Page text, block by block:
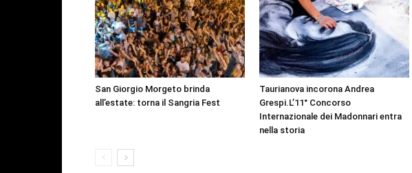
San Giorgio Morgeto brinda
all’estate: torna il Sangria Fest
Taurianova incorona Andrea
Grespi.L’11° Concorso
Internazionale dei Madonnari entra
nella storia